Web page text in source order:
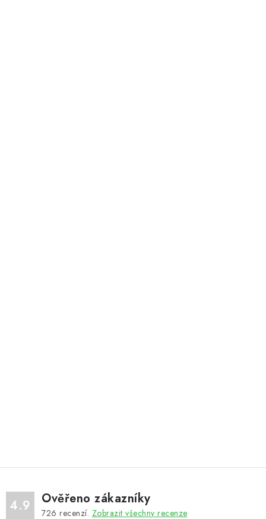
4.9 Ověřeno zákazníky
726 recenzí. Zobrazit všechny recenze